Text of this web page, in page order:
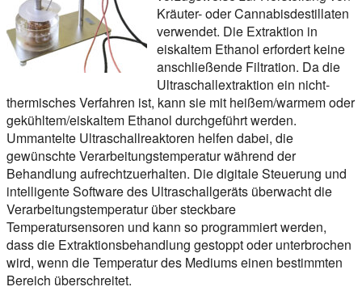
Kräuter- oder Cannabisdestillaten
verwendet. Die Extraktion in
eiskaltem Ethanol erfordert keine
anschließende Filtration. Da die
Ultraschallextraktion ein nicht-
thermisches Verfahren ist, kann sie mit heißem/warmem oder
gekühltem/eiskaltem Ethanol durchgeführt werden.
Ummantelte Ultraschallreaktoren helfen dabei, die
gewünschte Verarbeitungstemperatur während der
Behandlung aufrechtzuerhalten. Die digitale Steuerung und
intelligente Software des Ultraschallgeräts überwacht die
Verarbeitungstemperatur über steckbare
Temperatursensoren und kann so programmiert werden,
dass die Extraktionsbehandlung gestoppt oder unterbrochen
wird, wenn die Temperatur des Mediums einen bestimmten
Bereich überschreitet.